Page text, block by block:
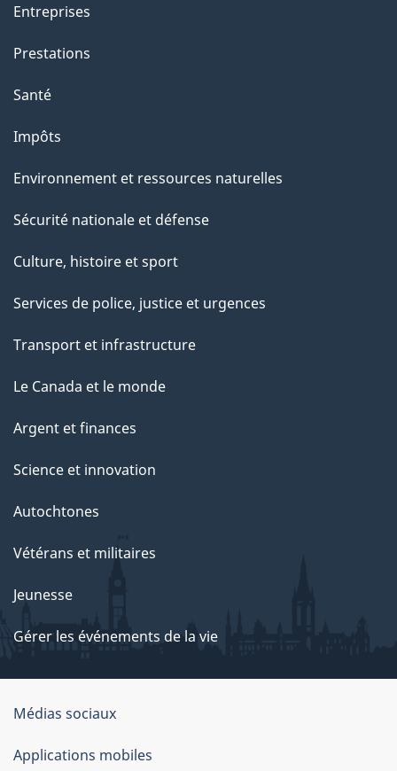
t
a
e
Entreprises
Prestations
Santé
Impôts
Environnement et ressources naturelles
Sécurité nationale et défense
Culture, histoire et sport
Services de police, justice et urgences
Transport et infrastructure
Le Canada et le monde
Argent et finances
Science et innovation
Autochtones
Vétérans et militaires
Jeunesse
Gérer les événements de la vie
Organisation
du
Médias sociaux
Applications mobiles